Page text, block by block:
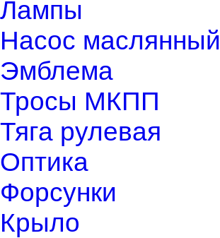
Лампы
Насос маслянный
Эмблема
Тросы МКПП
Тяга рулевая
Оптика
Форсунки
Крыло